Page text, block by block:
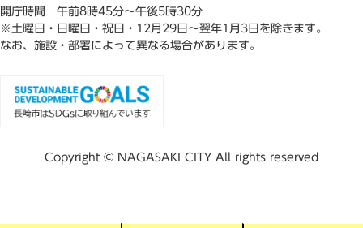
開庁時間 午前8時45分～午後5時30分
※土曜日・日曜日・祝日・12月29日～翌年1月3日を除きます。
なお、施設・部署によって異なる場合があります。
Copyright © NAGASAKI CITY All rights reserved